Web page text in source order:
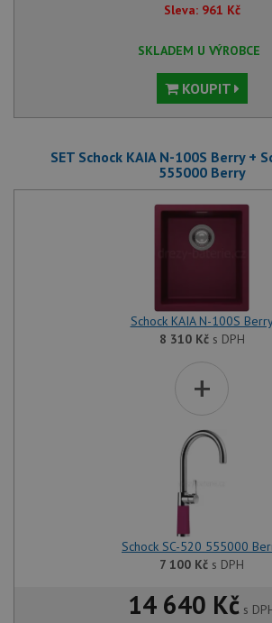
Sleva: 961 Kč
SKLADEM U VÝROBCE
KOUPIT
SET Schock KAIA N-100S Berry +
555000 Berry
Schock KAIA N-100S
8 310 Kčs DPH
+
Schock SC-520 555000
7 100 Kč s DPH
14 640 Kč s